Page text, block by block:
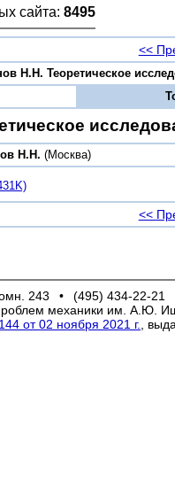
сайта: 8495
<<
Н.Н. Теоретическое
Н.Н. (Москва)
<<
243 • (495) 434-22-21
механики им. А.Ю.
от 02 ноября 2021 г.
,